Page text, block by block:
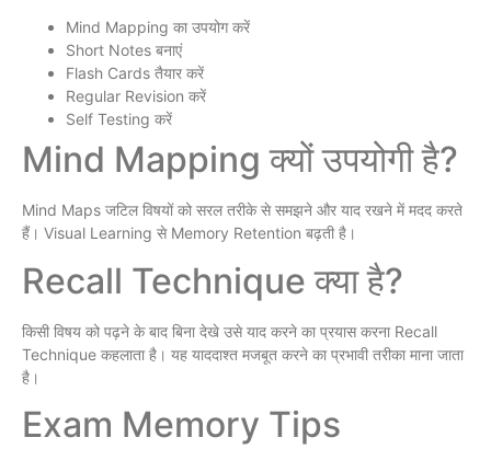
Mind Mapping का उपयोग करें
Short Notes बनाएं
Flash Cards तैयार करें
Regular Revision करें
Self Testing करें
Mind Mapping क्यों उपयोगी है?
Mind Maps जटिल विषयों को सरल तरीके से समझने और याद रखने में मदद करते
हैं। Visual Learning से Memory Retention बढ़ती है।
Recall Technique क्या है?
किसी विषय को पढ़ने के बाद बिना देखे उसे याद करने का प्रयास करना Recall
Technique कहलाता है। यह याददाश्त मजबूत करने का प्रभावी तरीका माना जाता
है।
Exam Memory Tips